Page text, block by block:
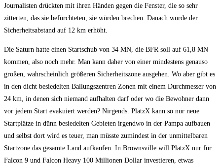
Journalisten drückten mit ihren Händen gegen die Fenster, die so sehr
zitterten, das sie befürchteten, sie würden brechen. Danach wurde der
Sicherheitsabstand auf 12 km erhöht.
Die Saturn hatte einen Startschub von 34 MN, die BFR soll auf 61,8 MN
kommen, also noch mehr. Man kann daher von einer mindestens genauso
großen, wahrscheinlich größeren Sicherheitszone ausgehen. Wo aber gibt es
in den dicht besiedelten Ballungszentren Zonen mit einem Durchmesser von
24 km, in denen sich niemand aufhalten darf oder wo die Bewohner dann
vor jedem Start evakuiert werden? Nirgends. PlatzX kann so nur neue
Startplätze in dünn besiedelten Gebieten irgendwo in der Pampa aufbauen
und selbst dort wird es teuer, man müsste zumindest in der unmittelbaren
Startzone das gesamte Land aufkaufen. In Brownsville will PlatzX nur für
Falcon 9 und Falcon Heavy 100 Millionen Dollar investieren, etwas